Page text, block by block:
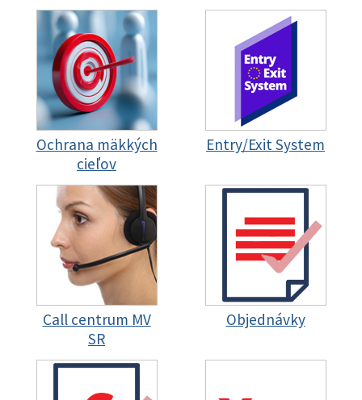
Ochrana mäkkých
cieľov
Entry/Exit System
Call centrum MV
SR
Objednávky